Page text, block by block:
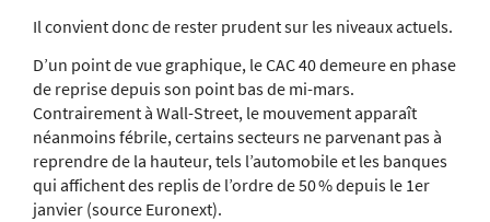
Il convient donc de rester prudent sur les niveaux actuels.
D’un point de vue graphique, le CAC 40 demeure en phase
de reprise depuis son point bas de mi-mars.
Contrairement à Wall-Street, le mouvement apparaît
néanmoins fébrile, certains secteurs ne parvenant pas à
reprendre de la hauteur, tels l’automobile et les banques
qui affichent des replis de l’ordre de 50 % depuis le 1er
janvier (source Euronext).